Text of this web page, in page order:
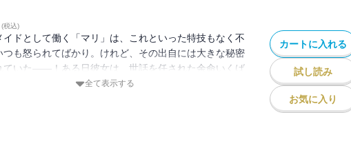
(税込)
イドとして働く「マリ」は、これといった特技もなく不
つも怒られてばかり。けれど、その出自には大きな秘密
ていた――！ある日彼女は、世話を任された余命いくば
囚人から「神に君の願いを届けたい」という申し出を受
全て表示する
カートに入れる
試し読み
お気に入り